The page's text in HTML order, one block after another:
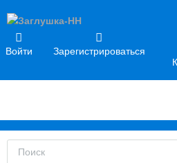
Войти
Зарегистрироваться